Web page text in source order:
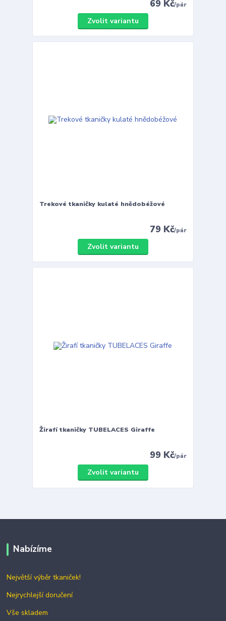
69 Kč/pár
Zvolit variantu
Trekové tkaničky kulaté hnědobéžové
79 Kč/pár
Zvolit variantu
Žirafí tkaničky TUBELACES Giraffe
99 Kč/pár
Zvolit variantu
Nabízíme
Největší výběr tkaniček!
Nejrychlejší doručení
Vše skladem